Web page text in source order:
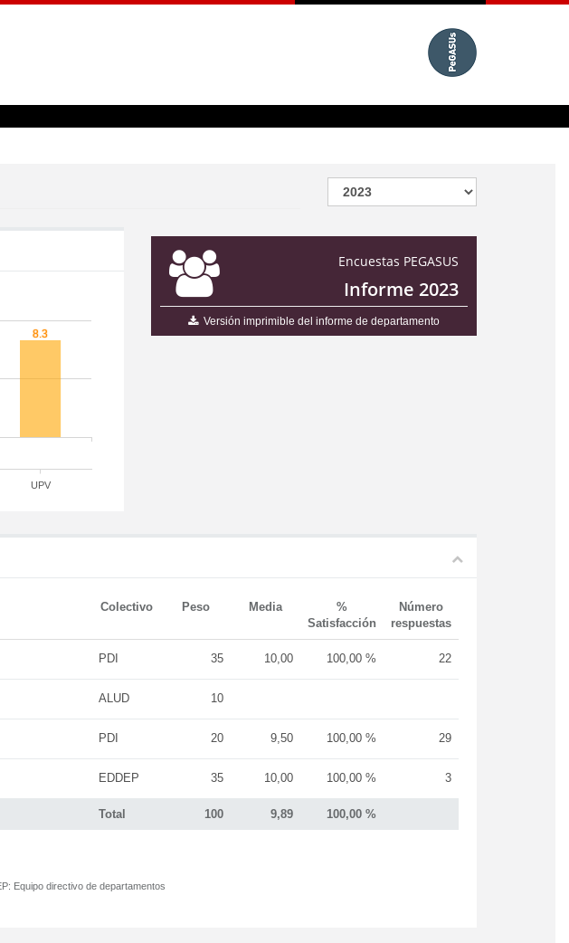
Encuestas PEGASUS
Informe 2023
Versión imprimible del informe de departamento
UPV
Colectivo Peso Media
%
Satisfacción
Número
respuestas
Total 100 9,89 100,00 %
PDI 35 10,00 100,00 % 22
ALUD 10
PDI 20 9,50 100,00 % 29
EDDEP 35 10,00 100,00 % 3
Equipo directivo de departamentos